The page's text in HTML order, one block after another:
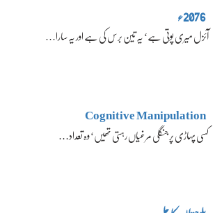
2076ء
آئزل میری پوتی ہے‘ یہ تین برس کی ہے اور یہ سارا…
Cognitive Manipulation
کسی پہاڑی پر جنگلی مرغیاں رہتی تھیں‘ وہ تعداد…